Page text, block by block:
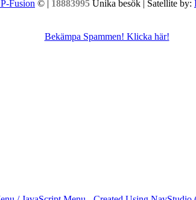
Fusion © | 18883995 Unika besök | Satellite by:
Bekämpa Spammen! Klicka här!